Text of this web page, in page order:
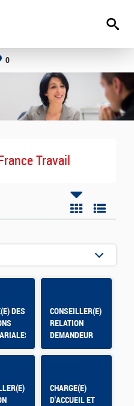
0
Travail
DES
CONSEILLER(E)
RELATION
DEMANDEUR
D'EMPLOI
CHARGE(E)
D'ACCUEIL ET